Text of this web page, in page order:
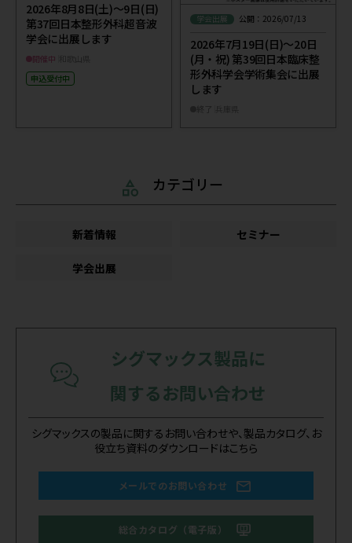
2026年8月8日(土)～9日(日)
第37回日本整形外科超音波
学会に出展します
開催中
申込受付中
学会出展 公開：2026/07/13
2026年7月19日(日)～20日
(月・祝) 第39回日本臨床整
形外科学会学術集会に出展
します
カテゴリー
新着情報 セミナー
学会出展
シグマックス製品に
関するお問い合わせ
シグマックスの製品に関するお問い合わせや、製品カタログ、お
役立ち資料のダウンロードはこちら
メールでのお問い合わせ
総合カタログ（電子版）